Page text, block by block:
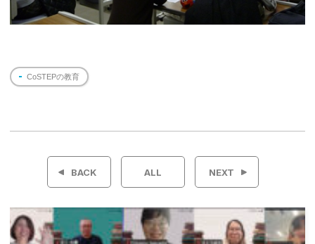
CoSTEPの教育
投
ビ
BACK ALL NEXT